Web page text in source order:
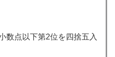
数点以下第2位を四捨五入